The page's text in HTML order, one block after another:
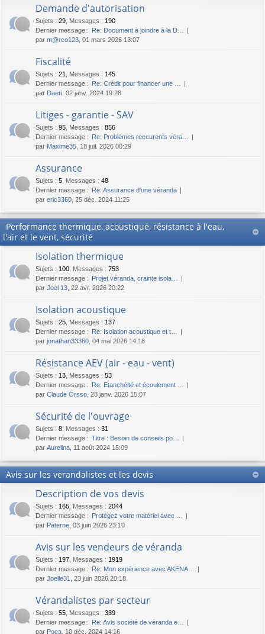
Demande d'autorisation
Sujets : 29 Messages : 190
Dernier message : Re: Document à joindre à la D…
par m@rco123 , 01 mars 2026 13:07
Fiscalité
Sujets : 21 Messages : 145
Dernier message : Re: Crédit pour financer une …
par Daeri , 02 janv. 2024 19:28
Litiges - garantie - SAV
Sujets : 95 Messages : 856
Dernier message : Re: Problèmes reccurents véra…
par Maxime35 , 18 juil. 2026 00:29
Assurance
Sujets : 5 Messages : 48
Dernier message : Re: Assurance d'une véranda
par eric3360 , 25 déc. 2024 11:25
Performance thermique, acoustique, résistance à l'eau,
l'air et le vent, sécurité
Isolation thermique
Sujets : 100 Messages : 753
Dernier message : Projet véranda, crainte isola…
par Joel 13 , 22 avr. 2026 20:22
Isolation acoustique
Sujets : 25 Messages : 137
Dernier message : Re: Isolation acoustique et t…
par jonathan33360 , 04 mai 2026 14:18
Résistance AEV (air - eau - vent)
Sujets : 13 Messages : 53
Dernier message : Re: Etanchéité et écoulement …
par Claude Orsso , 28 janv. 2026 15:07
Sécurité de l'ouvrage
Sujets : 8 Messages : 31
Dernier message : Titre : Besoin de conseils po…
par Aurelina , 11 août 2024 15:09
Avis sur les verandalistes et les devis
Description de vos devis
Sujets : 165 Messages : 2044
Dernier message : Protégez votre matériel avec …
par Paterne , 03 juin 2026 23:10
Avis sur les vendeurs de véranda
Sujets : 197 Messages : 1919
Dernier message : Re: Mon expérience avec AKENA…
par Joelle31 , 23 juin 2026 20:18
Vérandalistes par secteur
Sujets : 55 Messages : 339
Dernier message : Re: Avis société de véranda e…
par Poca , 10 déc. 2024 14:16